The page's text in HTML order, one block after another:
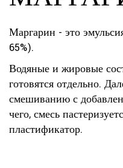
Маргарин - это
65%).
Водяные и жировые
готовятся отдельно.
смешиванию с
чего, смесь
пластификатор.